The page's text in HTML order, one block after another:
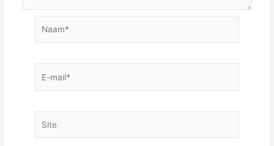
mail*